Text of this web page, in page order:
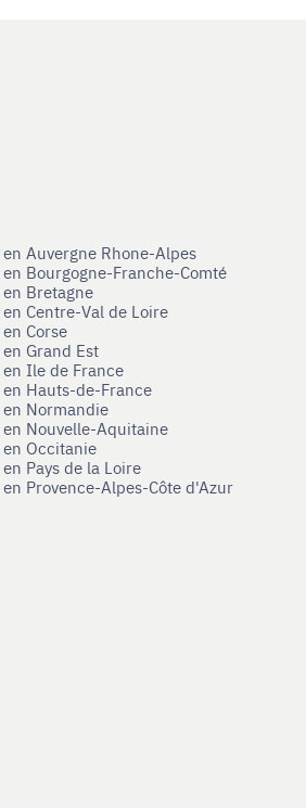
Auvergne Rhone-Alpes
Bourgogne-Franche-Comté
Bretagne
Centre-Val de Loire
Corse
Grand Est
Ile de France
Hauts-de-France
Normandie
Nouvelle-Aquitaine
Occitanie
Pays de la Loire
Provence-Alpes-Côte d'Azur